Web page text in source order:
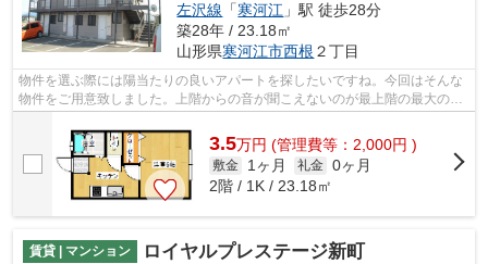
左沢線 「寒河江 」駅 徒歩28分
築28年 / 23.18㎡
山形県寒河江市西根 ２丁目
物件を選ぶ際には陽当たりの良いアパートを探したいですね。今回はそんな
物件をご用意致しました。上階からの音が聞こえないのが最上階の最大のメ
3.5万円 (管理費等：2,000円 )
敷金 1ヶ月 礼金 0ヶ月
2階 / 1K / 23.18㎡
賃貸 | マンション ロイヤルプレステージ新町